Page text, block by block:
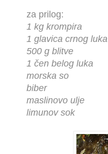
za prilog:
1 kg krompira
1 glavica crnog luka
500 g blitve
1 čen belog luka
morska so
biber
maslinovo ulje
limunov sok